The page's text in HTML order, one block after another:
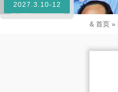
2027.3.10-12
& 首页 »